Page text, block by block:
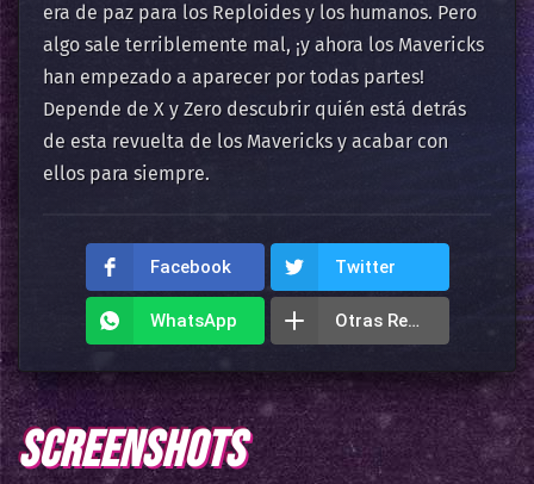
era de paz para los Reploides y los humanos. Pero
algo sale terriblemente mal, ¡y ahora los Mavericks
han empezado a aparecer por todas partes!
Depende de X y Zero descubrir quién está detrás
de esta revuelta de los Mavericks y acabar con
ellos para siempre.
Facebook Twitter
WhatsApp Otras Redes
SCREENSHOTS